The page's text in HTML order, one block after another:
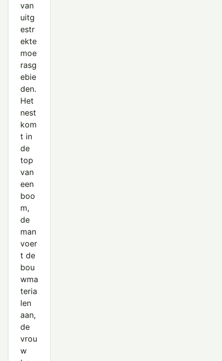
van
uitg
estr
ekte
moe
rasg
ebie
den.
Het
nest
kom
t in
de
top
van
een
boo
m,
de
man
voer
t de
bou
wma
teria
len
aan,
de
vrou
w